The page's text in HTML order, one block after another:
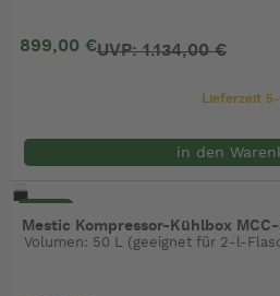
899,00 €UVP: 1.134,00 €
Lieferzeit
in den
- 10%
Mestic Kompressor-Kühlbox
Volumen: 50 L (geeignet für 2-l-